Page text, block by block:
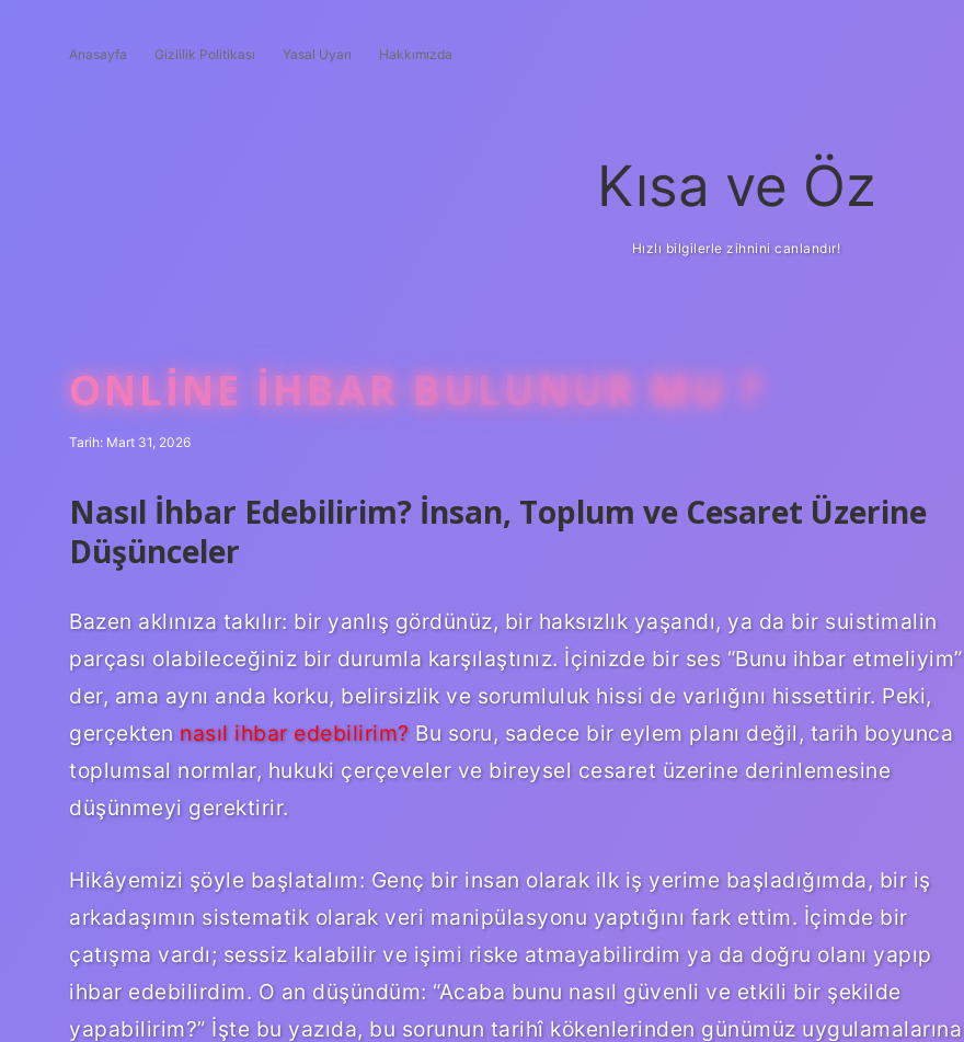
Anasayfa Gizlilik Politikası Yasal Uyarı Hakkımızda
Kısa ve Öz
Hızlı bilgilerle zihnini canlandır!
ONLINE IHBAR BULUNUR MU ?
Tarih: Mart 31, 2026
Nasıl İhbar Edebilirim? İnsan, Toplum ve Cesaret Üzerine
Düşünceler
Bazen aklınıza takılır: bir yanlış gördünüz, bir haksızlık yaşandı, ya da bir suistimalin
parçası olabileceğiniz bir durumla karşılaştınız. İçinizde bir ses “Bunu ihbar etmeliyim”
der, ama aynı anda korku, belirsizlik ve sorumluluk hissi de varlığını hissettirir. Peki,
gerçekten nasıl ihbar edebilirim? Bu soru, sadece bir eylem planı değil, tarih boyunca
toplumsal normlar, hukuki çerçeveler ve bireysel cesaret üzerine derinlemesine
düşünmeyi gerektirir.
Hikâyemizi şöyle başlatalım: Genç bir insan olarak ilk iş yerime başladığımda, bir iş
arkadaşımın sistematik olarak veri manipülasyonu yaptığını fark ettim. İçimde bir
çatışma vardı; sessiz kalabilir ve işimi riske atmayabilirdim ya da doğru olanı yapıp
ihbar edebilirdim. O an düşündüm: “Acaba bunu nasıl güvenli ve etkili bir şekilde
yapabilirim?” İşte bu yazıda, bu sorunun tarihî kökenlerinden günümüz uygulamalarına